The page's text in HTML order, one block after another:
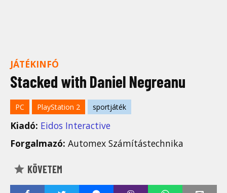
JÁTÉKINFÓ
Stacked with Daniel Negreanu
PC PlayStation 2 sportjáték
Kiadó: Eidos Interactive
Forgalmazó: Automex Számítástechnika
KÖVETEM